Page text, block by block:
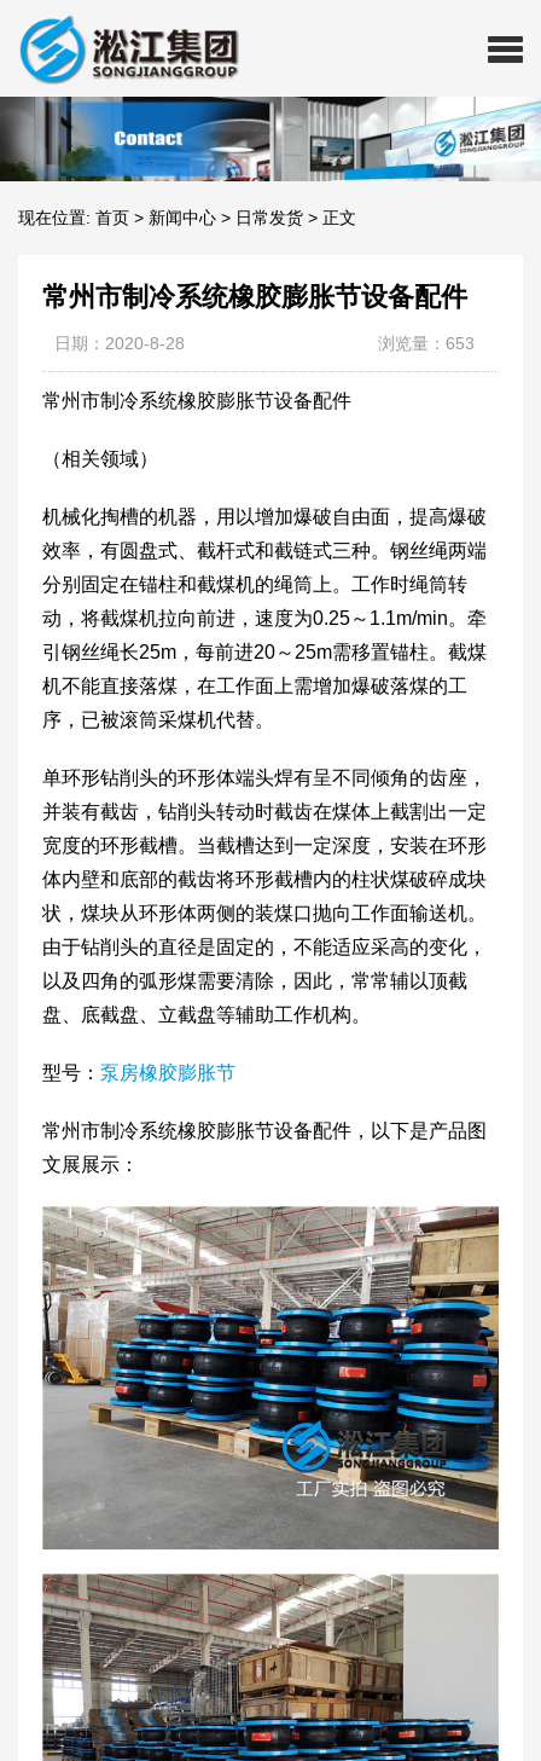
现在位置: 首页 > 新闻中心 > 日常发货 > 正文
常州市制冷系统橡胶膨胀节设备配件
日期：2020-8-28 浏览量：653
常州市制冷系统橡胶膨胀节设备配件
（相关领域）
机械化掏槽的机器，用以增加爆破自由面，提高爆破
效率，有圆盘式、截杆式和截链式三种。钢丝绳两端
分别固定在锚柱和截煤机的绳筒上。工作时绳筒转
动，将截煤机拉向前进，速度为0.25～1.1m/min。牵
引钢丝绳长25m，每前进20～25m需移置锚柱。截煤
机不能直接落煤，在工作面上需增加爆破落煤的工
序，已被滚筒采煤机代替。
单环形钻削头的环形体端头焊有呈不同倾角的齿座，
并装有截齿，钻削头转动时截齿在煤体上截割出一定
宽度的环形截槽。当截槽达到一定深度，安装在环形
体内壁和底部的截齿将环形截槽内的柱状煤破碎成块
状，煤块从环形体两侧的装煤口抛向工作面输送机。
由于钻削头的直径是固定的，不能适应采高的变化，
以及四角的弧形煤需要清除，因此，常常辅以顶截
盘、底截盘、立截盘等辅助工作机构。
型号： 泵房橡胶膨胀节
常州市制冷系统橡胶膨胀节设备配件，以下是产品图
文展展示：